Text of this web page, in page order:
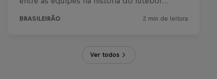
Ver todos